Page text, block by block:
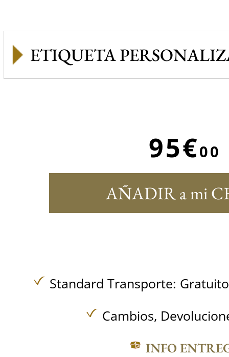
ETIQUETA
95€00
AÑADIR a mi
Standard Transporte:
Cambios,
INFO